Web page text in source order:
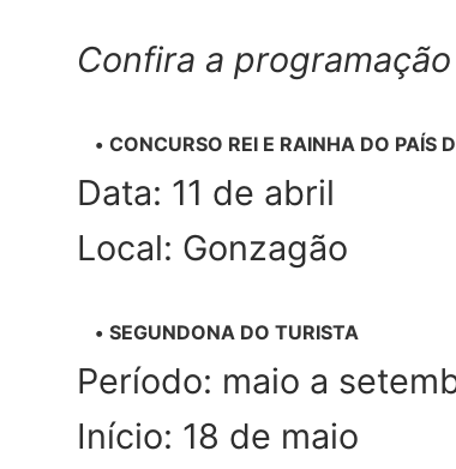
Confira a
CONCURSO REI E RAINHA DO PAÍS
Data: 11 de abril
Local: Gonzagão
SEGUNDONA DO TURISTA
Período: maio a
Início: 18 de maio